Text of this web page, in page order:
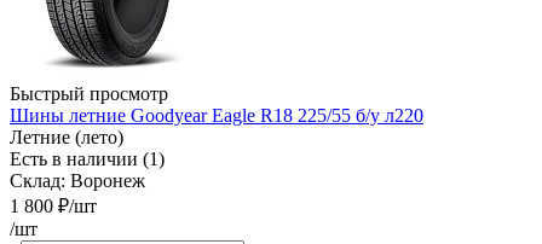
Быстрый просмотр
Шины летние Goodyear Eagle R18 225/55 б/у л220
Летние (лето)
Есть в наличии (1)
Склад: Воронеж
1 800 ₽/шт
/шт